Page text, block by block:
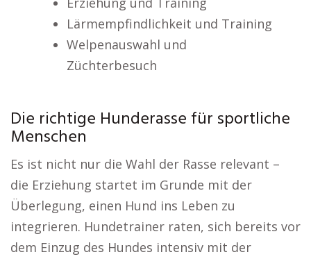
Lärmempfindlichkeit und Training
Welpenauswahl und
Züchterbesuch
Die richtige Hunderasse für sportliche
Menschen
Es ist nicht nur die Wahl der Rasse relevant –
die Erziehung startet im Grunde mit der
Überlegung, einen Hund ins Leben zu
integrieren. Hundetrainer raten, sich bereits vor
dem Einzug des Hundes intensiv mit der